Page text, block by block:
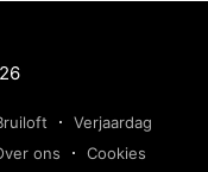
Verjaardag
ons
Cookies